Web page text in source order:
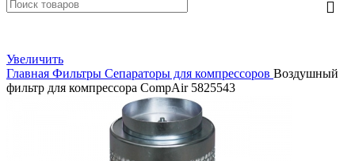
Увеличить
Главная Фильтры Сепараторы для компрессоров Воздушный
фильтр для компрессора CompAir 5825543